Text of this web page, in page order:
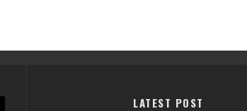
LATEST POST